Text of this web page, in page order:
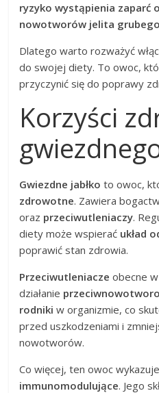
ryzyko wystąpienia zaparć
nowotworów jelita
Dlatego warto rozważyć
do swojej diety. To owoc,
przyczynić się do poprawy
Korzyści
Gwiezdne jabłko to owoc,
zdrowotne. Zawiera
oraz przeciwutleniaczy.
diety może wspierać układ
poprawić stan zdrowia.
Przeciwutleniacze obecne
działanie
rodniki w organizmie, co
przed uszkodzeniami i
nowotworów.
Co więcej, ten owoc
immunomodulujące. Jego